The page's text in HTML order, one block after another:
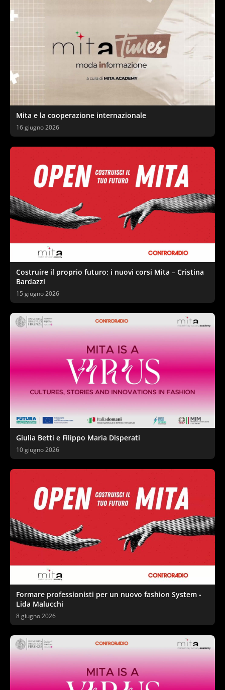
Mita e la cooperazione internazionale
16 giugno 2026
Costruire il proprio futuro: i nuovi corsi Mita – Cristina
Bardazzi
15 giugno 2026
Giulia Betti e Filippo Maria Disperati
10 giugno 2026
Formare professionisti per un nuovo fashion System -
Lida Malucchi
8 giugno 2026